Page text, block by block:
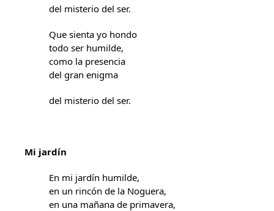
del misterio del ser.
Que sienta yo hondo
todo ser humilde,
como la presencia
del gran enigma
del misterio del ser.
Mi jardín
En mi jardín humilde,
en un rincón de la Noguera,
en una mañana de primavera,